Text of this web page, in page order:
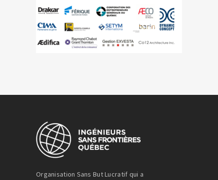
Organisation Sans But Lucratif qui a